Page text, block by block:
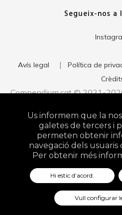
Segueix-nos a
Avís legal | Política de
Compendium.cat © 2021-
Studio
Us informem que la
galetes de tercers i
permeten obtenir
navegació dels usuaris
Per obtenir més
Hi estic d’acord.
Vull configurar